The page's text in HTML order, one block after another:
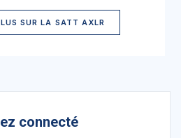
SUR LA SATT AXLR
connecté